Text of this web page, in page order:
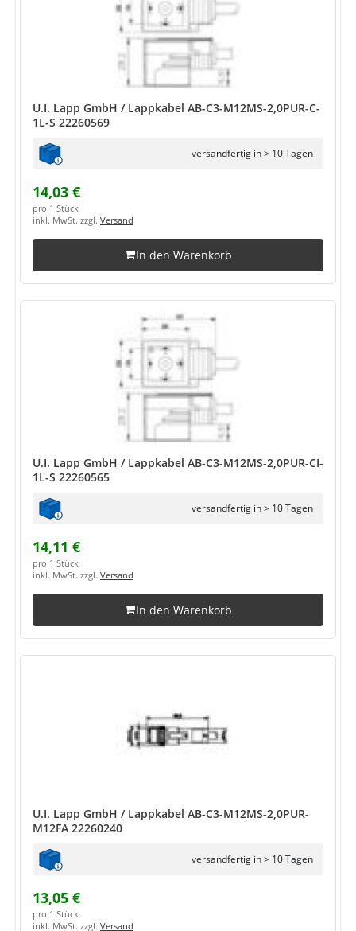
U.I. Lapp GmbH / Lappkabel AB-C3-M12MS-2,0PUR-C-
1L-S 22260569
versandfertig in > 10 Tagen
14,03 €
pro 1 Stück
inkl. MwSt. zzgl. Versand
In den Warenkorb
U.I. Lapp GmbH / Lappkabel AB-C3-M12MS-2,0PUR-CI-
1L-S 22260565
versandfertig in > 10 Tagen
14,11 €
pro 1 Stück
inkl. MwSt. zzgl. Versand
In den Warenkorb
U.I. Lapp GmbH / Lappkabel AB-C3-M12MS-2,0PUR-
M12FA 22260240
versandfertig in > 10 Tagen
13,05 €
pro 1 Stück
inkl. MwSt. zzgl. Versand